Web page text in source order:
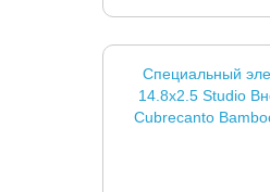
Специальный
14.8x2.5 Studio
Cubrecanto